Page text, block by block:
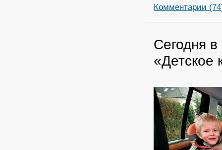
Комментарии
Сегодня
«Детское